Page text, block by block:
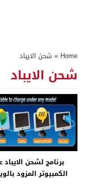
Home
» شحن الايباد
شحن الايباد
برنامج لشحن
الكمبيوتر المزود